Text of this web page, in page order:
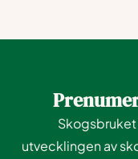
utvecklingen av